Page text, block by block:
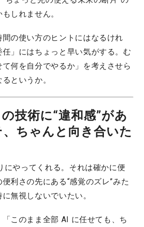
しれません。
の使い方のヒントにはなるけれ
」にはちょっと早い気がする。む
て何を自分でやるか」を考えさせら
というか。
技術に“違和感”があ
ちゃんと向き合いた
にやってくれる。それは確かに便
利さの先にある“感覚のズレ”みた
無視しないでいたい。
このまま全部 AI に任せても、ち